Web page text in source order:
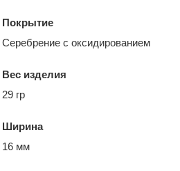
Покрытие
Серебрение с оксидированием
Вес изделия
29 гр
Ширина
16 мм